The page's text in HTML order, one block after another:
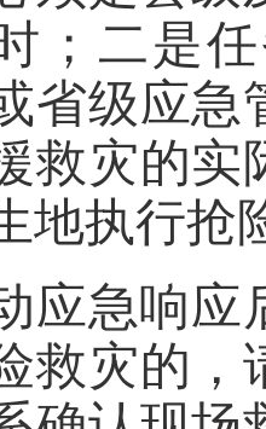
；二是
省级应急
救灾的实
地执行抢
应急响应
救灾的，